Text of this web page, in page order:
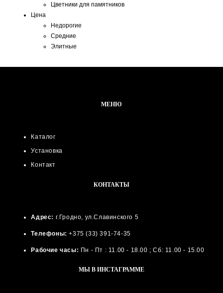
Цветники для памятников
Цена
Недорогие
Средние
Элитные
МЕНЮ
Каталог
Установка
Контакт
КОНТАКТЫ
Адрес: г.Гродно, ул.Славинского 5
Телефоны: +375 (33) 391-74-35
Рабочие часы: Пн - Пт : 11.00 - 18.00 ; Сб: 11.00 - 15.00
МЫ В ИНСТАГРАММЕ